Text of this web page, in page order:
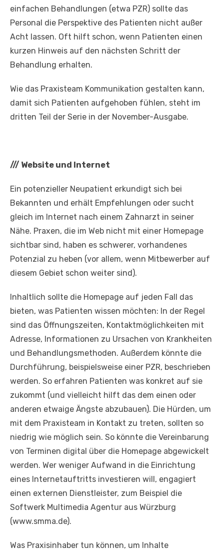
einfachen Behandlungen (etwa PZR) sollte das
Personal die Perspektive des Patienten nicht außer
Acht lassen. Oft hilft schon, wenn Patienten einen
kurzen Hinweis auf den nächsten Schritt der
Behandlung erhalten.
Wie das Praxisteam Kommunikation gestalten kann,
damit sich Patienten aufgehoben fühlen, steht im
dritten Teil der Serie in der November-Ausgabe.
/// Website und Internet
Ein potenzieller Neupatient erkundigt sich bei
Bekannten und erhält Empfehlungen oder sucht
gleich im Internet nach einem Zahnarzt in seiner
Nähe. Praxen, die im Web nicht mit einer Homepage
sichtbar sind, haben es schwerer, vorhandenes
Potenzial zu heben (vor allem, wenn Mitbewerber auf
diesem Gebiet schon weiter sind).
Inhaltlich sollte die Homepage auf jeden Fall das
bieten, was Patienten wissen möchten: In der Regel
sind das Öffnungszeiten, Kontaktmöglichkeiten mit
Adresse, Informationen zu Ursachen von Krankheiten
und Behandlungsmethoden. Außerdem könnte die
Durchführung, beispielsweise einer PZR, beschrieben
werden. So erfahren Patienten was konkret auf sie
zukommt (und vielleicht hilft das dem einen oder
anderen etwaige Ängste abzubauen). Die Hürden, um
mit dem Praxisteam in Kontakt zu treten, sollten so
niedrig wie möglich sein. So könnte die Vereinbarung
von Terminen digital über die Homepage abgewickelt
werden. Wer weniger Aufwand in die Einrichtung
eines Internetauftritts investieren will, engagiert
einen externen Dienstleister, zum Beispiel die
Softwerk Multimedia Agentur aus Würzburg
(www.smma.de).
Was Praxisinhaber tun können, um Inhalte